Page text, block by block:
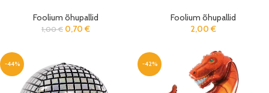
Foolium õhupallid
1,00€ 0,70 €
Foolium õhupallid
2,00 €
-44% -42%